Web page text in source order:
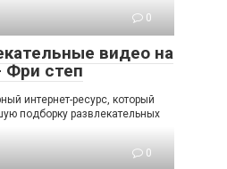
0
видео на
Фри степ
интернет-ресурс, который
подборку развлекательных
0